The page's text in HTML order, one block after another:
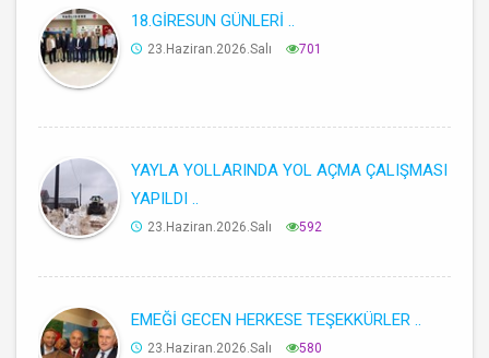
18.GİRESUN GÜNLERİ ..
23.Haziran.2026.Salı 701
YAYLA YOLLARINDA YOL AÇMA ÇALIŞMASI
YAPILDI ..
23.Haziran.2026.Salı 592
EMEĞİ GECEN HERKESE TEŞEKKÜRLER ..
23.Haziran.2026.Salı 580